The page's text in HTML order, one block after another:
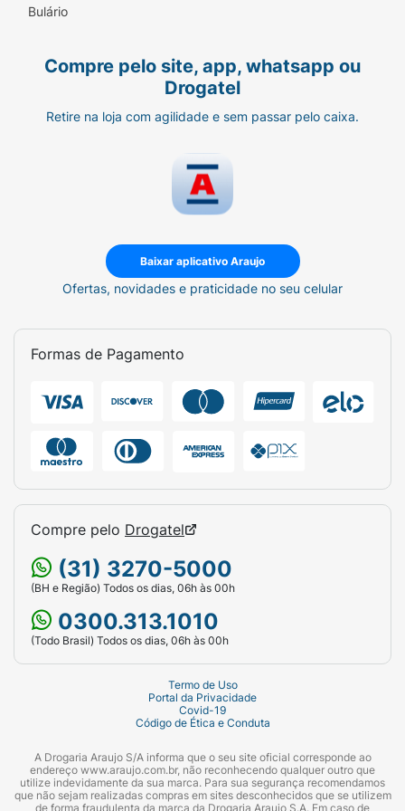
Bulário
Compre pelo site, app, whatsapp ou
Drogatel
Retire na loja com agilidade e sem passar pelo caixa.
Baixar aplicativo Araujo
Ofertas, novidades e praticidade no seu celular
Formas de Pagamento
Compre pelo Drogatel
(31) 3270-5000
(BH e Região) Todos os dias, 06h às 00h
0300.313.1010
(Todo Brasil) Todos os dias, 06h às 00h
Termo de Uso
Portal da Privacidade
Covid-19
Código de Ética e Conduta
A Drogaria Araujo S/A informa que o seu site oficial corresponde ao
endereço www.araujo.com.br, não reconhecendo qualquer outro que
utilize indevidamente da sua marca. Para sua segurança recomendamos
que não sejam realizadas compras em sites desconhecidos que se utilizem
de forma fraudulenta da marca da Drogaria Araujo S.A. Em caso de